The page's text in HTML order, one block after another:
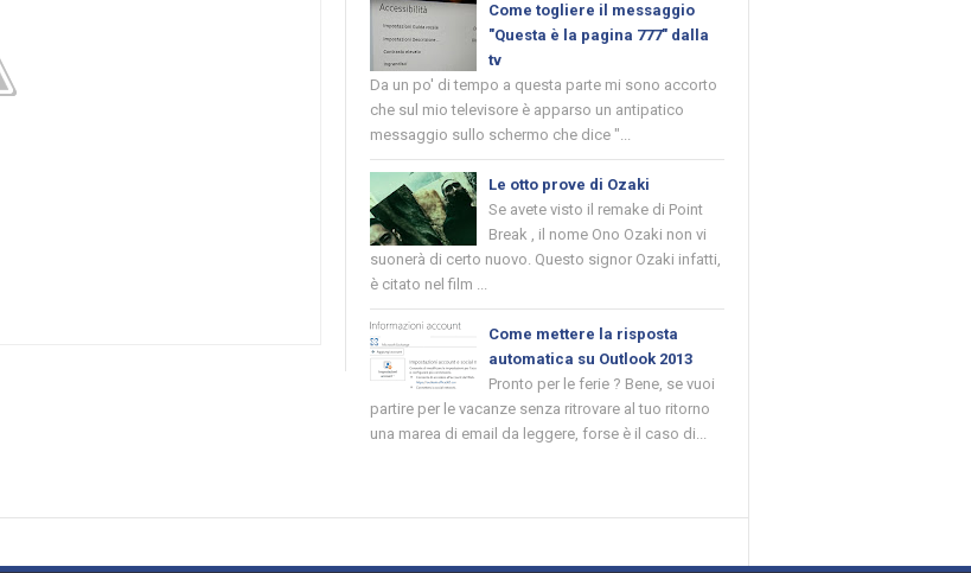
Come togliere il messaggio
"Questa è la pagina 777" dalla
tv
Da un po' di tempo a questa parte mi sono accorto
che sul mio televisore è apparso un antipatico
messaggio sullo schermo che dice "...
Le otto prove di Ozaki
Se avete visto il remake di Point
Break , il nome Ono Ozaki non vi
suonerà di certo nuovo. Questo signor Ozaki infatti,
è citato nel film ...
Come mettere la risposta
automatica su Outlook 2013
Pronto per le ferie ? Bene, se vuoi
partire per le vacanze senza ritrovare al tuo ritorno
una marea di email da leggere, forse è il caso di...